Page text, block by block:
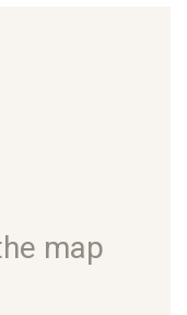
map